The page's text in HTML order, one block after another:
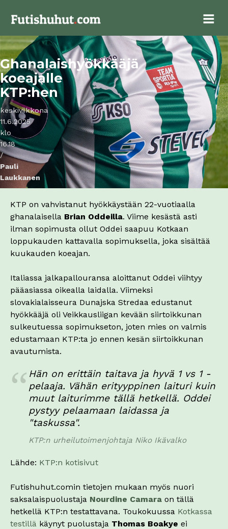
Ghanalaishyökkääjä
koeajalle
KTP:hen
keskiviikkona
11.6.2025
klo
16.18
/
Pauli
Laukkanen
KTP on vahvistanut hyökkäystään 22-vuotiaalla
ghanalaisella Brian Oddeilla. Viime kesästä asti
ilman sopimusta ollut Oddei saapuu Kotkaan
loppukauden kattavalla sopimuksella, joka sisältää
kuukauden koeajan.
Italiassa jalkapallouransa aloittanut Oddei viihtyy
pääasiassa oikealla laidalla. Viimeksi
slovakialaisseura Dunajska Stredaa edustanut
hyökkääjä oli Veikkausliigan kevään siirtoikkunan
sulkeutuessa sopimukseton, joten mies on valmis
edustamaan KTP:ta jo ennen kesän siirtoikkunan
avautumista.
Hän on erittäin taitava ja hyvä 1 vs 1 -
pelaaja. Vähän erityyppinen laituri kuin
muut laiturimme tällä hetkellä. Oddei
pystyy pelaamaan laidassa ja
"taskussa".
KTP:n urheilutoimenjohtaja Niko Ikävalko
Lähde: KTP:n kotisivut
Futishuhut.comin tietojen mukaan myös nuori
saksalaispuolustaja Nourdine Camara on tällä
hetkellä KTP:n testattavana. Toukokuussa Kotkassa
testillä käynyt puolustaja Thomas Boakye ei